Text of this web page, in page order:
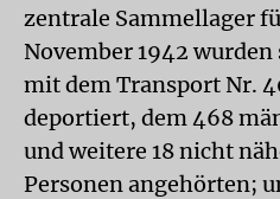
zentrale Sammellager
November 1942 wurden
mit dem Transport Nr.
deportiert, dem 468
und weitere 18 nicht
Personen angehörten;